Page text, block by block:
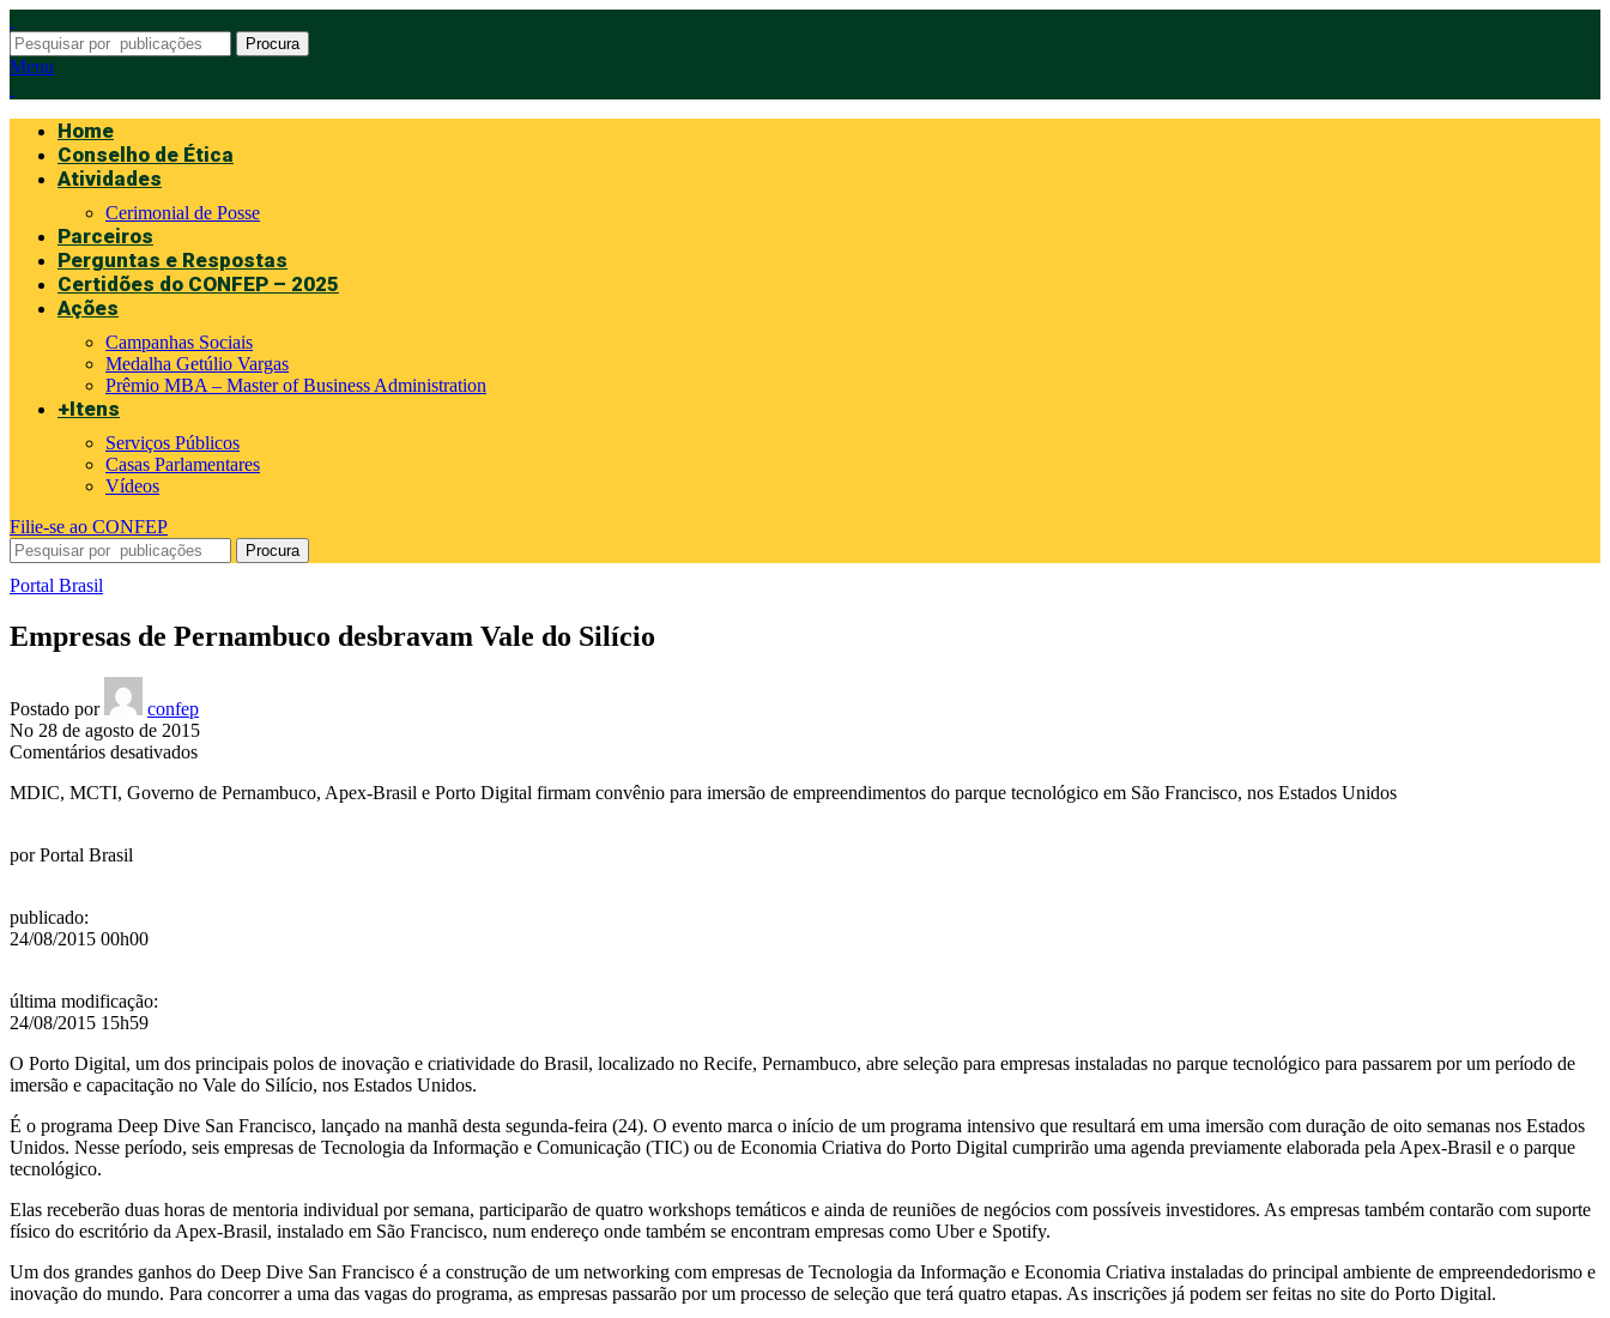
Procura
Menu
Home
Conselho de Ética
Atividades
Cerimonial de Posse
Parceiros
Perguntas e Respostas
Certidões do CONFEP – 2025
Ações
Campanhas Sociais
Medalha Getúlio Vargas
Prêmio MBA – Master of Business Administration
+Itens
Serviços Públicos
Casas Parlamentares
Vídeos
Filie-se ao CONFEP
Procura
Portal Brasil
Empresas de Pernambuco desbravam Vale do Silício
Postado por
confep
No 28 de agosto de 2015
Comentários desativadosem
de
MDIC, MCTI, Governo de Pernambuco, Apex-Brasil e Porto Digital firmam convênio para imersão de empreendimentos do parque tecnológico em São Francisco, nos Estados Unidos
porPortal Brasil
publicado:
24/08/2015 00h00
última modificação:
24/08/2015 15h59
O Porto Digital, um dos principais polos de inovação e criatividade do Brasil, localizado no Recife, Pernambuco, abre seleção para empresas instaladas no parque tecnológico para passarem por um período de
imersão e capacitação no Vale do Silício, nos Estados Unidos.
É o programa Deep Dive San Francisco, lançado na manhã desta segunda-feira (24). O evento marca o início de um programa intensivo que resultará em uma imersão com duração de oito semanas nos Estados
Unidos. Nesse período, seis empresas de Tecnologia da Informação e Comunicação (TIC) ou de Economia Criativa do Porto Digital cumprirão uma agenda previamente elaborada pela Apex-Brasil e o parque
tecnológico.
Elas receberão duas horas de mentoria individual por semana, participarão de quatro workshops temáticos e ainda de reuniões de negócios com possíveis investidores. As empresas também contarão com suporte
físico do escritório da Apex-Brasil, instalado em São Francisco, num endereço onde também se encontram empresas como Uber e Spotify.
Um dos grandes ganhos do Deep Dive San Francisco é a construção de um networking com empresas de Tecnologia da Informação e Economia Criativa instaladas do principal ambiente de empreendedorismo e
inovação do mundo. Para concorrer a uma das vagas do programa, as empresas passarão por um processo de seleção que terá quatro etapas. As inscrições já podem ser feitas no site do Porto Digital.